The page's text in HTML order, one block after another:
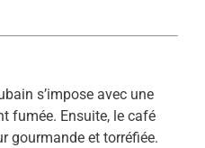
s’impose avec une
fumée. Ensuite, le café
gourmande et torréfiée.